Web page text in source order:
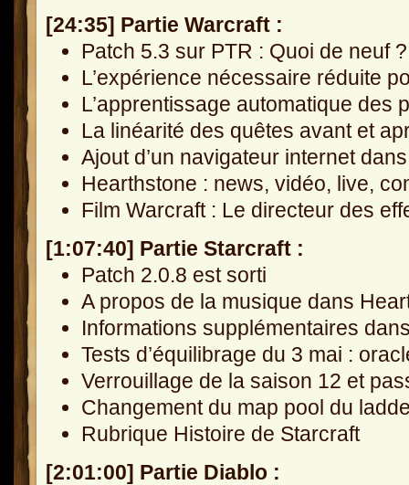
[24:35] Partie Warcraft :
Patch 5.3 sur PTR : Quoi de neuf ?
L’expérience nécessaire réduite
L’apprentissage automatique des
La linéarité des quêtes avant et
Ajout d’un navigateur internet
Hearthstone : news, vidéo, live,
Film Warcraft : Le directeur des
[1:07:40] Partie Starcraft :
Patch 2.0.8 est sorti
A propos de la musique dans
Informations supplémentaires
Tests d’équilibrage du 3 mai :
Verrouillage de la saison 12 et
Changement du map pool du
Rubrique Histoire de Starcraft
[2:01:00] Partie Diablo :